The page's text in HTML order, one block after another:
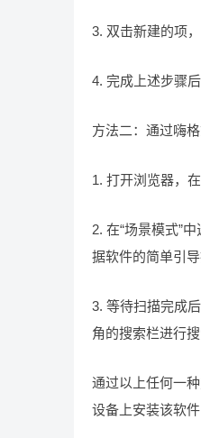
3. 双击新建的项，
4. 完成上述步骤
方法二：通过嗨
1. 打开浏览器，
2. 在“场景模式”
据软件的简单引导
3. 等待扫描完成
角的搜索栏进行搜
通过以上任何一
设备上安装该软